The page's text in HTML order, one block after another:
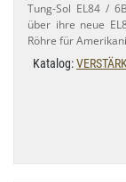
Tung-​Sol EL84 /
über ihre neue
Röhre für
Katalog: